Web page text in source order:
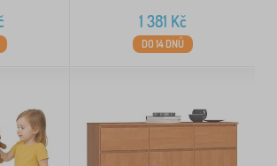
1 381 Kč
DO 14 DNŮ